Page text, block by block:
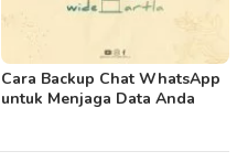
Cara Backup Chat WhatsApp
untuk Menjaga Data Anda